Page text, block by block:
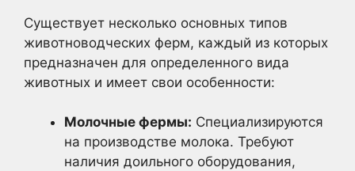
Существует несколько основных типов
животноводческих ферм, каждый из которых
предназначен для определенного вида
животных и имеет свои особенности:
Молочные фермы: Специализируются
на производстве молока. Требуют
наличия доильного оборудования,